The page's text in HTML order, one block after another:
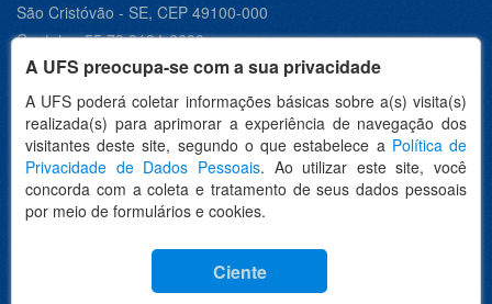
A UFS preocupa-se com a sua privacidade
A UFS poderá coletar informações básicas sobre a(s) visita(s)
realizada(s) para aprimorar a experiência de navegação dos
visitantes deste site, segundo o que estabelece a Política de
Privacidade de Dados Pessoais. Ao utilizar este site, você
concorda com a coleta e tratamento de seus dados pessoais
por meio de formulários e cookies.
Ciente
São Cristóvão - SE, CEP 49100-000
Contato +55 79 3194-6600
Desenvolvido por: